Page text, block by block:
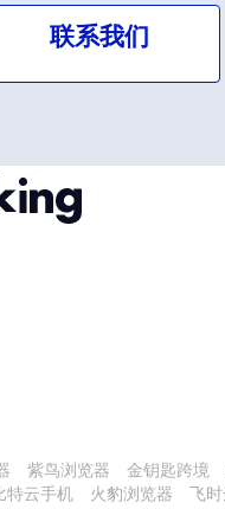
联系我们
紫鸟浏览器 金钥匙跨境
特云手机 火豹浏览器 飞